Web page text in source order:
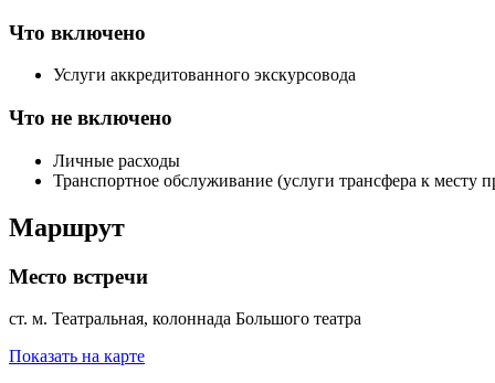
Что включено
Услуги аккредитованного экскурсовода
Что не включено
Личные расходы
Транспортное обслуживание (услуги трансфера к месту
Маршрут
Место встречи
ст. м. Театральная, колоннада Большого театра
Показать на карте